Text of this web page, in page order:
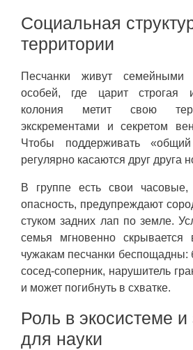
Социальная
территории
Песчанки живут
особей, где царит строгая
колония метит свою
экскрементами и секретом
Чтобы поддерживать
регулярно касаются друг друга
В группе есть свои часовые,
опасность, предупреждают
стуком задних лап по земле.
семья мгновенно
чужакам песчанки беспощадны:
сосед-соперник, нарушитель
и может погибнуть в схватке.
Роль в экосистеме и
для науки